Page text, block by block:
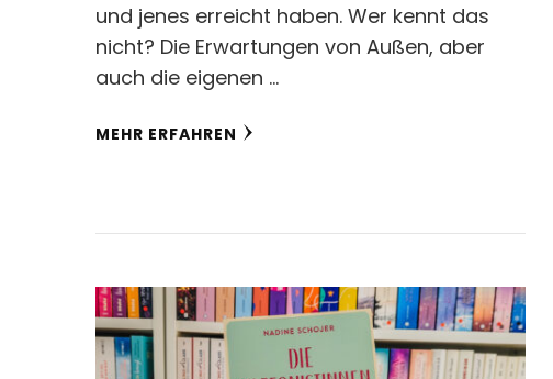
und jenes erreicht haben. Wer kennt das
nicht? Die Erwartungen von Außen, aber
auch die eigenen …
MEHR ERFAHREN